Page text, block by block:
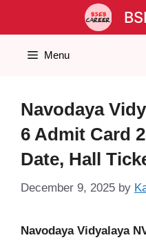
Menu
Navodaya
6 Admit Card
Date, Hall
December 9, 2025 by
Navodaya Vidyalaya